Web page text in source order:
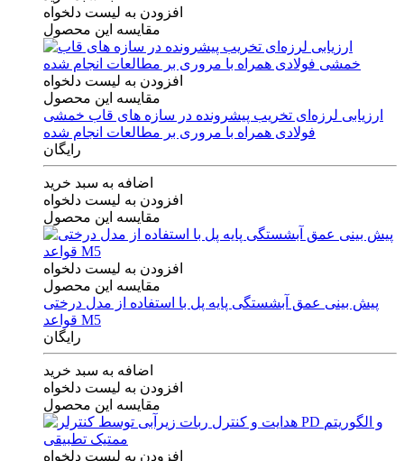
افزودن به لیست دلخواه
مقایسه این محصول
افزودن به لیست دلخواه
مقایسه این محصول
ارزیابی لرزه‌ای تخریب پیشرونده در سازه های قاب خمشی
فولادی همراه با مروری بر مطالعات انجام شده
رایگان
اضافه به سبد خرید
افزودن به لیست دلخواه
مقایسه این محصول
افزودن به لیست دلخواه
مقایسه این محصول
پیش بینی عمق آبشستگی پایه پل با استفاده از مدل درختی
قواعد M5
رایگان
اضافه به سبد خرید
افزودن به لیست دلخواه
مقایسه این محصول
افزودن به لیست دلخواه